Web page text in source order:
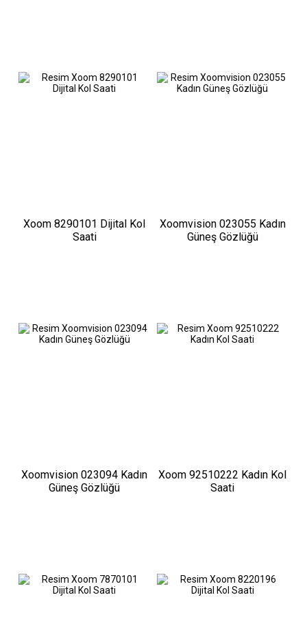
Xoom 8290101 Dijital Kol
Saati
Xoomvision 023055 Kadın
Güneş Gözlüğü
Xoomvision 023094 Kadın
Güneş Gözlüğü
Xoom 92510222 Kadın Kol
Saati